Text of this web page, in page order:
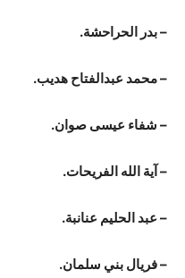
– بدر الحراحشة.
– محمد عبدالفتاح هديب.
– شفاء عيسى صوان.
– آية الله الفريحات.
– عبد الحليم عنانبة.
– فريال بني سلمان.